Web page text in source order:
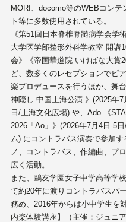
MORI、docomo等のWEBコンテ
ト等に多数使用されている。
《第51回日本脊椎脊髄病学会学
大学医学部整形外科学教室 開講
会》《帝国華道院 いけばな大賞
ど、数多くのレセプションでピ
楽プロデュースを行うほか、舞
神隠し 中国上海公演 》(2025年7
日/上海文化広場) や、Ado 《
2026「Ao」》(2026年7月4日-5
ム) にコントラバス演奏で参加す
ノ、コントラバス、作編曲、プ
広く活動。
また、鷗友学園女子中学高等学
て約20年に渡りコントラバスパ
務め、2016年からは小中学生を
内楽体験講座】（主催：ジュニ